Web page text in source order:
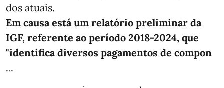
dos atuais.
Em causa está um relatório preliminar da
IGF, referente ao período 2018-2024, que
"identifica diversos pagamentos de compon
...